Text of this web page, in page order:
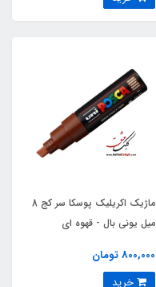
ماژیک اکریلیک پوسکا سر کج 8
میل یونی بال - قهوه ای
800,000 تومان